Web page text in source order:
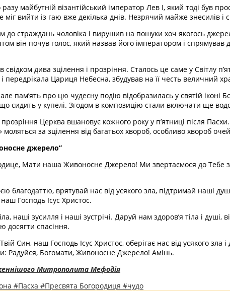
майбутній візантійський імператор Лев І, який тоді був
міг вийти із гаю вже декілька днів. Незрячий майже знесилів і
до страждань чоловіка і вирушив на пошуки хоч якогось
він почув голос, який назвав його імператором і
дива зцілення і прозріння. Сталось це саме у Світлу
передрікала Цариця Небесна, збудував на її честь величний
пам’ять про цю чудесну подію відобразилась у святій
сидить у купелі. Згодом в композицію стали включати ще
Церква вшановує кожного року у п’ятниці після
за зцілення від багатьох хвороб, особливо хвороб
джерело”
Мати наша Живоносне Джерело! Ми звертаємося до Тебе
благодаттю, врятувай нас від усякого зла, підтримай наші
Господь Ісус Христос.
наші зусилля і наші зустрічі. Даруй нам здоров’я тіла і
досягти спасіння.
Син, наш Господь Ісус Христос, оберігає нас від усякого
Радуйся, Богомати, Живоносне Джерело! Амінь.
Митрополита Мефодія
#Пасха #Пресвята Богородиця #чудо